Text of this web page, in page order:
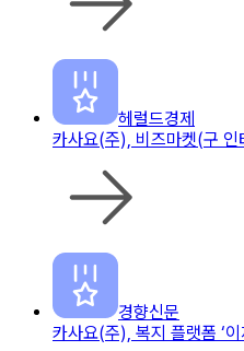
헤럴드경제
카사요(주), 비즈마켓(구 인
경향신문
카사요(주), 복지 플랫폼 ‘